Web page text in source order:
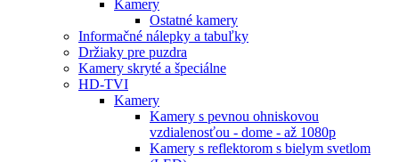
Kamery
Ostatné kamery
Informačné nálepky a tabuľky
Držiaky pre puzdra
Kamery skryté a špeciálne
HD-TVI
Kamery
Kamery s pevnou ohniskovou
vzdialenosťou - dome - až 1080p
Kamery s reflektorom s bielym svetlom